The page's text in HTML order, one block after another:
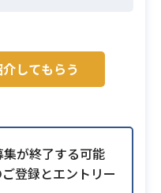
してもらう
が終了する可能
登録とエントリー